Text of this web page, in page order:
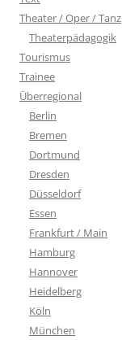
Theater / Oper / Tanz
Theaterpädagogik
Tourismus
Trainee
Überregional
Berlin
Bremen
Dortmund
Dresden
Düsseldorf
Essen
Frankfurt / Main
Hamburg
Hannover
Heidelberg
Köln
München